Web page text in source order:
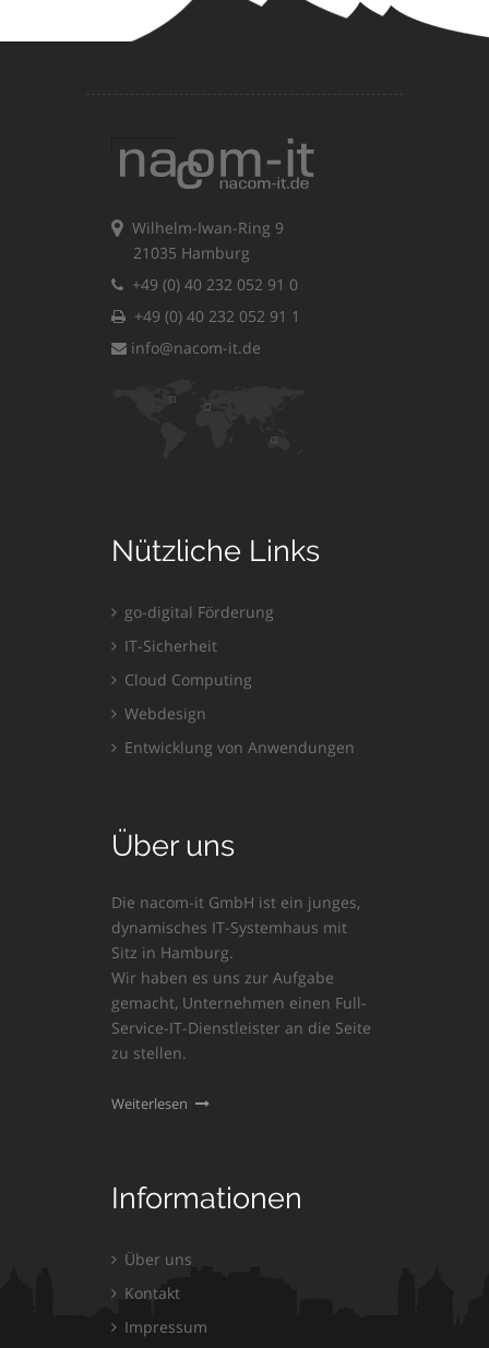
Wilhelm-Iwan-Ring 9
21035 Hamburg
+49 (0) 40 232 052 91 0
+49 (0) 40 232 052 91 1
info@nacom-it.de
Nützliche Links
go-digital Förderung
IT-Sicherheit
Cloud Computing
Webdesign
Entwicklung von Anwendungen
Über uns
Die nacom-it GmbH ist ein junges,
dynamisches IT-Systemhaus mit
Sitz in Hamburg.
Wir haben es uns zur Aufgabe
gemacht, Unternehmen einen Full-
Service-IT-Dienstleister an die Seite
zu stellen.
Weiterlesen
Informationen
Über uns
Kontakt
Impressum